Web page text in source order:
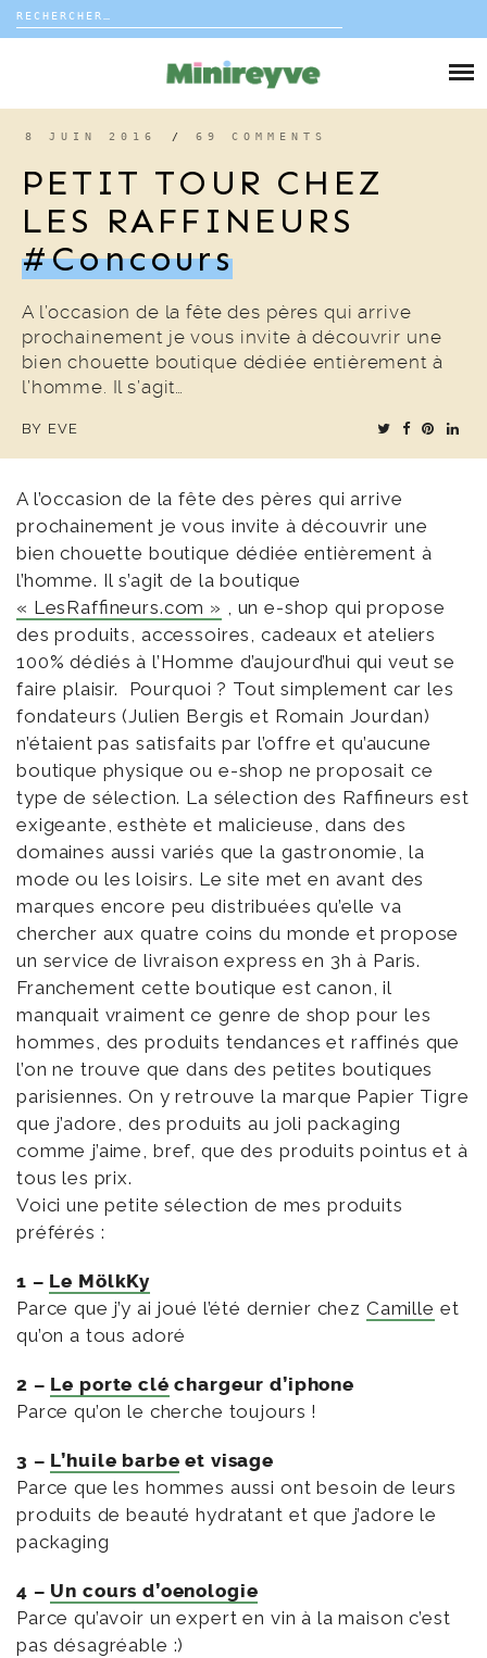
Rechercher :
DÉCO
VOYAGE
COUP DE COEUR
EDITORIAL
8 JUIN 2016 / 69 COMMENTS
PETIT TOUR CHEZ
LES RAFFINEURS
#concours
A l’occasion de la fête des pères qui arrive
prochainement je vous invite à découvrir une
bien chouette boutique dédiée entièrement à
l’homme. Il s’agit…
BY EVE
A l’occasion de la fête des pères qui arrive
prochainement je vous invite à découvrir une
bien chouette boutique dédiée entièrement à
l’homme. Il s’agit de la boutique
« LesRafﬁneurs.com » , un e-shop qui propose
des produits, accessoires, cadeaux et ateliers
100% dédiés à l’Homme d’aujourd’hui qui veut se
faire plaisir. Pourquoi ? Tout simplement car les
fondateurs (Julien Bergis et Romain Jourdan)
n’étaient pas satisfaits par l’offre et qu’aucune
boutique physique ou e-shop ne proposait ce
type de sélection. La sélection des Rafﬁneurs est
exigeante, esthète et malicieuse, dans des
domaines aussi variés que la gastronomie, la
mode ou les loisirs. Le site met en avant des
marques encore peu distribuées qu’elle va
chercher aux quatre coins du monde et propose
un service de livraison express en 3h à Paris.
Franchement cette boutique est canon, il
manquait vraiment ce genre de shop pour les
hommes, des produits tendances et raffinés que
l’on ne trouve que dans des petites boutiques
parisiennes. On y retrouve la marque Papier Tigre
que j’adore, des produits au joli packaging
comme j’aime, bref, que des produits pointus et à
tous les prix.
Voici une petite sélection de mes produits
préférés :
1 – Le MölkKy
Parce que j’y ai joué l’été dernier chez Camille et
qu’on a tous adoré
2 – Le porte clé chargeur d’iphone
Parce qu’on le cherche toujours !
3 – L’huile barbe et visage
Parce que les hommes aussi ont besoin de leurs
produits de beauté hydratant et que j’adore le
packaging
4 – Un cours d’oenologie
Parce qu’avoir un expert en vin à la maison c’est
pas désagréable :)